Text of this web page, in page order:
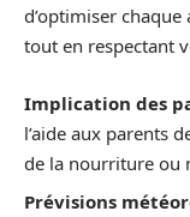
d’optimiser
tout en respectant
Implication des
l’aide aux parents
de la nourriture ou
Prévisions